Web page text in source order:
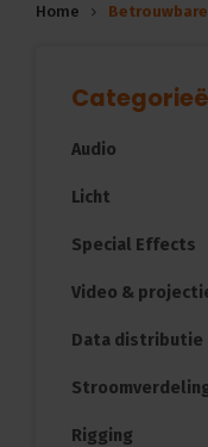
Home
Audio
Licht
Special Effects
Video &
Data distributie
Rigging